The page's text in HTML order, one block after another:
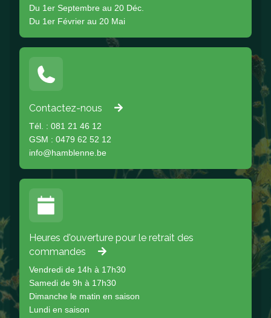
Du 1er Septembre au 20 Déc.
Du 1er Février au 20 Mai
Contactez-nous
Tél. : 081 21 46 12
GSM : 0479 62 52 12
info@hamblenne.be
Heures d'ouverture pour le retrait des
commandes
Vendredi de 14h à 17h30
Samedi de 9h à 17h30
Dimanche le matin en saison
Lundi en saison